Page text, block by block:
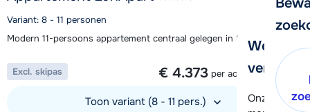
We
verder!
Onze
Variant: 8 - 11 personen
Modern 11-persoons appartement centraal gelegen in Sölden
1 week vanaf
€ 4.373 per accommodatie
Excl. skipas
Toon variant (8 - 11 pers.)